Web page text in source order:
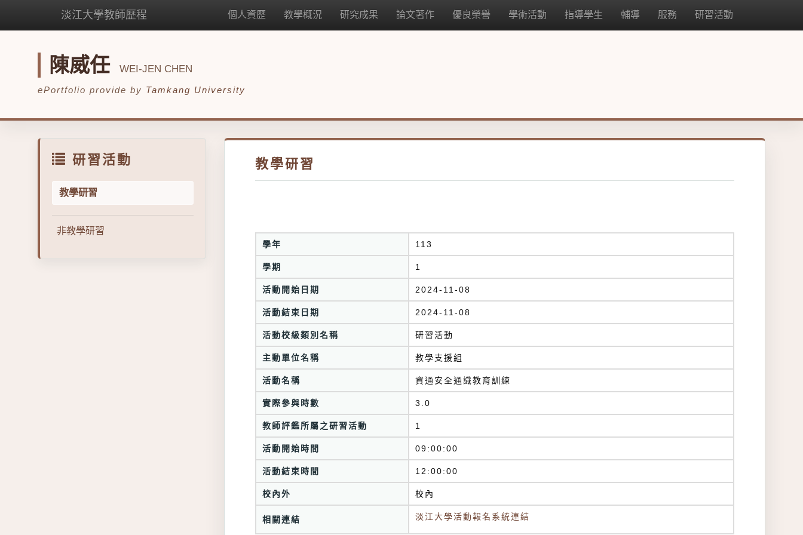
淡江大學教師歷程 個人資歷 教學概況 研究成果 論文著作 優良榮譽 學術活動 指導學生 輔導 服務 研習活動
陳威任 WEI-JEN CHEN
ePortfolio provide by Tamkang University
研習活動
教學研習
非教學研習
教學研習
學年 113
學期 1
活動開始日期 2024-11-08
活動結束日期 2024-11-08
活動校級類別名稱 研習活動
主動單位名稱 教學支援組
活動名稱 資通安全通識教育訓練
實際參與時數 3.0
教師評鑑所屬之研習活動 1
活動開始時間 09:00:00
活動結束時間 12:00:00
校內外 校內
相關連結 淡江大學活動報名系統連結